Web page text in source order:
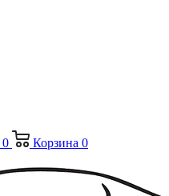
0 Корзина 0